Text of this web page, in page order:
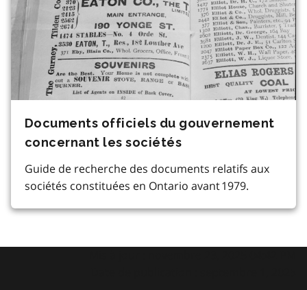
Documents officiels du gouvernement
concernant les sociétés
Guide de recherche des documents relatifs aux
sociétés constituées en Ontario avant 1979.